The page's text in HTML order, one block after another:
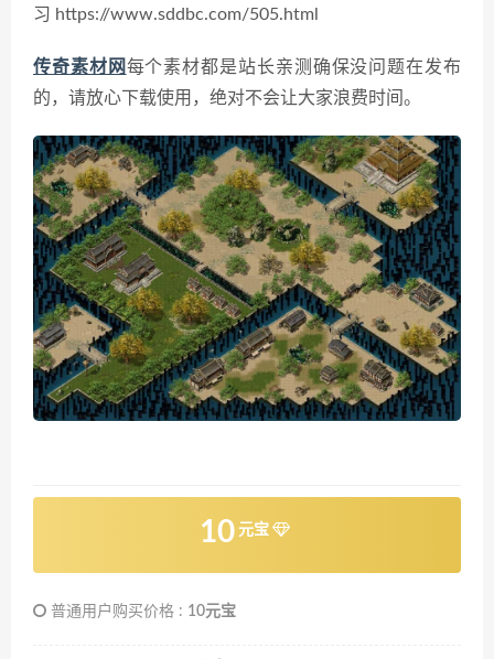
习 https://www.sddbc.com/505.html
传奇素材网每个素材都是站长亲测确保没问题在发布
的，请放心下载使用，绝对不会让大家浪费时间。
10 元宝
普通用户购买价格 : 10元宝